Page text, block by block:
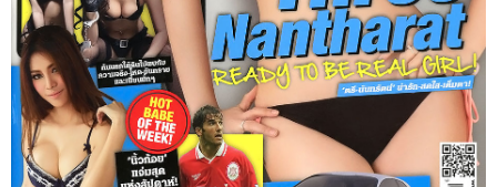
เพชร
CLASSIC
PHOTO
LIST